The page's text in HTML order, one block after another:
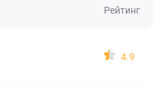
Рейтинг
4.9